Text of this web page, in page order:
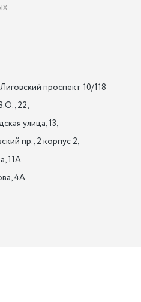
22,
улица, 13,
пр., 2 корпус 2,
11А
4А